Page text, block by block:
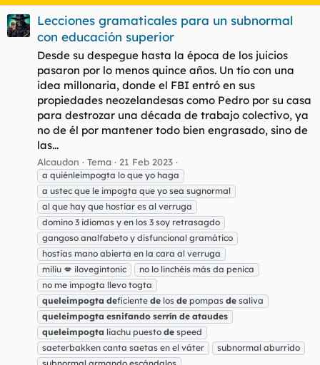
Lecciones gramaticales para un subnormal
con educación superior
Desde su despegue hasta la época de los juicios
pasaron por lo menos quince años. Un tío con una
idea millonaria, donde el FBI entró en sus
propiedades neozelandesas como Pedro por su casa
para destrozar una década de trabajo colectivo, ya
no de él por mantener todo bien engrasado, sino de
las...
Alcaudon Tema 21 Feb 2023
a quiénleimpogta lo que yo haga
a ustec que le impogta que yo sea sugnormal
al que hay que hostiar es al verruga
domino 3 idiomas y en los 3 soy retrasagdo
gangoso analfabeto y disfuncional gramático
hostias mano abierta en la cara al verruga
miliu 💋 ilovegintonic
no lo linchéis más da penica
no me impogta llevo togta
queleimpogta deficiente de los de pompas de saliva
queleimpogta esnifando serrín de ataudes
queleimpogta liachu puesto de speed
saeterbakken canta saetas en el váter
subnormal aburrido